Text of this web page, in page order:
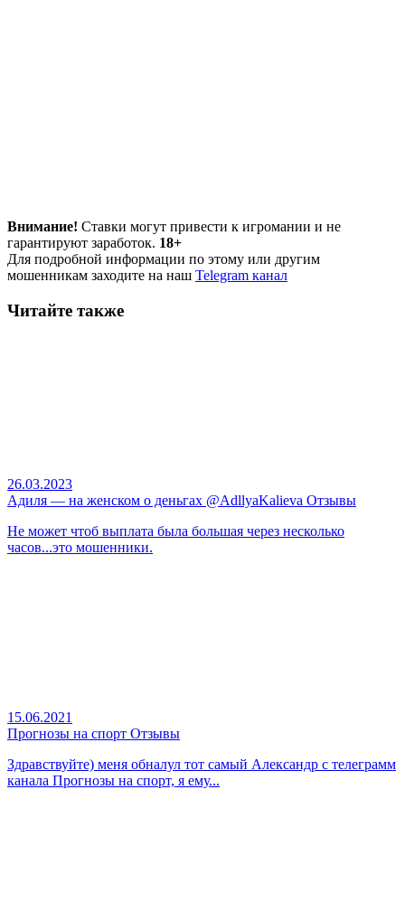
Внимание! Ставки могут привести к игромании и не
гарантируют заработок. 18+
Для подробной информации по этому или другим
мошенникам заходите на наш Telegram канал
Читайте также
26.03.2023
Адиля — на женском о деньгах @AdllyaKalieva Отзывы
Не может чтоб выплата была большая через несколько
часов...это мошенники.
15.06.2021
Прогнозы на спорт Отзывы
Здравствуйте) меня обналул тот самый Александр с телеграмм
канала Прогнозы на спорт, я ему...